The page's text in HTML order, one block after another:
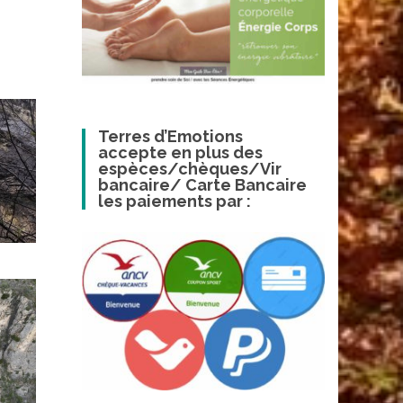
Terres d’Emotions
accepte en plus des
espèces/chèques/Vir
bancaire/ Carte Bancaire
les paiements par :